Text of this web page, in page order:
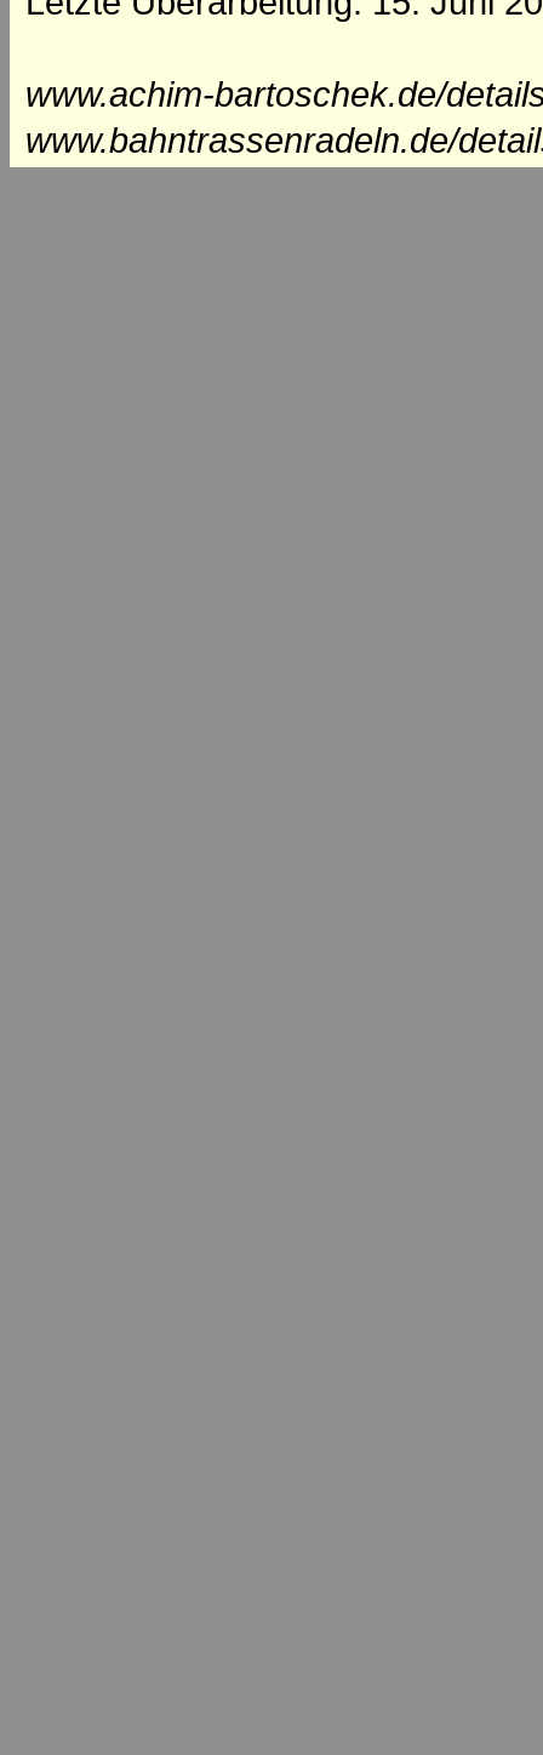
www.achim-bartoschek.de/
www.bahntrassenradeln.de/